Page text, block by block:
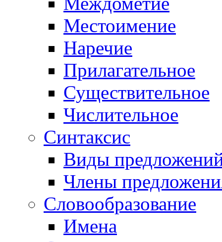
Местоимение
Наречие
Прилагательное
Существительное
Числительное
Синтаксис
Виды
Члены
Словообразование
Имена